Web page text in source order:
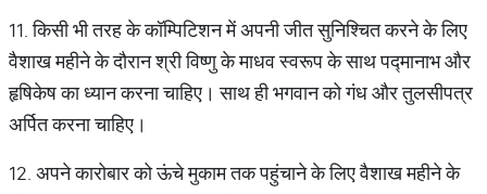
11. किसी भी तरह के कॉम्पिटिशन में अपनी जीत सुनिश्चित करने के लिए
वैशाख महीने के दौरान श्री विष्णु के माधव स्वरूप के साथ पद्मानाभ और
हृषिकेष का ध्यान करना चाहिए। साथ ही भगवान को गंध और तुलसीपत्र
अर्पित करना चाहिए।
12. अपने कारोबार को ऊंचे मुकाम तक पहुंचाने के लिए वैशाख महीने के